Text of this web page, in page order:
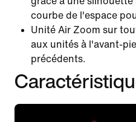
courbe de l'espace
Unité Air Zoom sur
aux unités à l'avant-
précédents.